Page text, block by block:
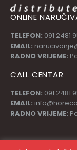
ONLINE
TELEFON: 091 2481
EMAIL:
RADNO VRIJEME:
CALL CENTAR
TELEFON: 091 2481
EMAIL:
RADNO VRIJEME: